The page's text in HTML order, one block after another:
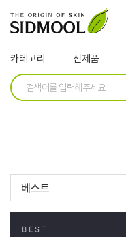
카테고리 신제품
베스트